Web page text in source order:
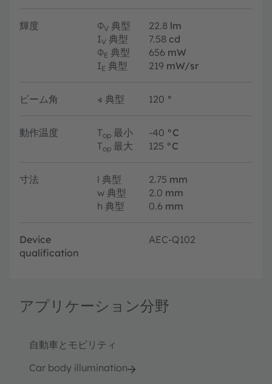
輝度 ΦV 典型 22.8 lm
IV 典型 7.58 cd
ΦE 典型 656 mW
IE 典型 219 mW/sr
ビーム角 ∢ 典型 120 °
動作温度 Top 最小 -40 °C
Top 最大 125 °C
寸法 l 典型 2.75 mm
w 典型 2.0 mm
h 典型 0.6 mm
Device
qualification
AEC-Q102
アプリケーション分野
自動車とモビリティ
Car body illumination